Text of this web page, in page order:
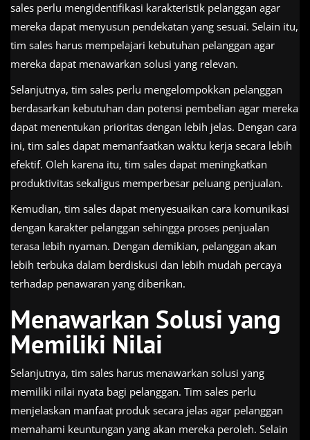
sales perlu mengidentifikasi karakteristik pelanggan agar
mereka dapat menyusun pendekatan yang sesuai. Selain itu,
tim sales harus mempelajari kebutuhan pelanggan agar
mereka dapat menawarkan solusi yang relevan.
Selanjutnya, tim sales perlu mengelompokkan pelanggan
berdasarkan kebutuhan dan potensi pembelian agar mereka
dapat menentukan prioritas dengan lebih jelas. Dengan cara
ini, tim sales dapat memanfaatkan waktu kerja secara lebih
efektif. Oleh karena itu, tim sales dapat meningkatkan
produktivitas sekaligus memperbesar peluang penjualan.
Kemudian, tim sales dapat menyesuaikan cara komunikasi
dengan karakter pelanggan sehingga proses penjualan
terasa lebih nyaman. Dengan demikian, pelanggan akan
lebih terbuka dalam berdiskusi dan lebih mudah percaya
terhadap penawaran yang diberikan.
Menawarkan Solusi yang
Memiliki Nilai
Selanjutnya, tim sales harus menawarkan solusi yang
memiliki nilai nyata bagi pelanggan. Tim sales perlu
menjelaskan manfaat produk secara jelas agar pelanggan
memahami keuntungan yang akan mereka peroleh. Selain